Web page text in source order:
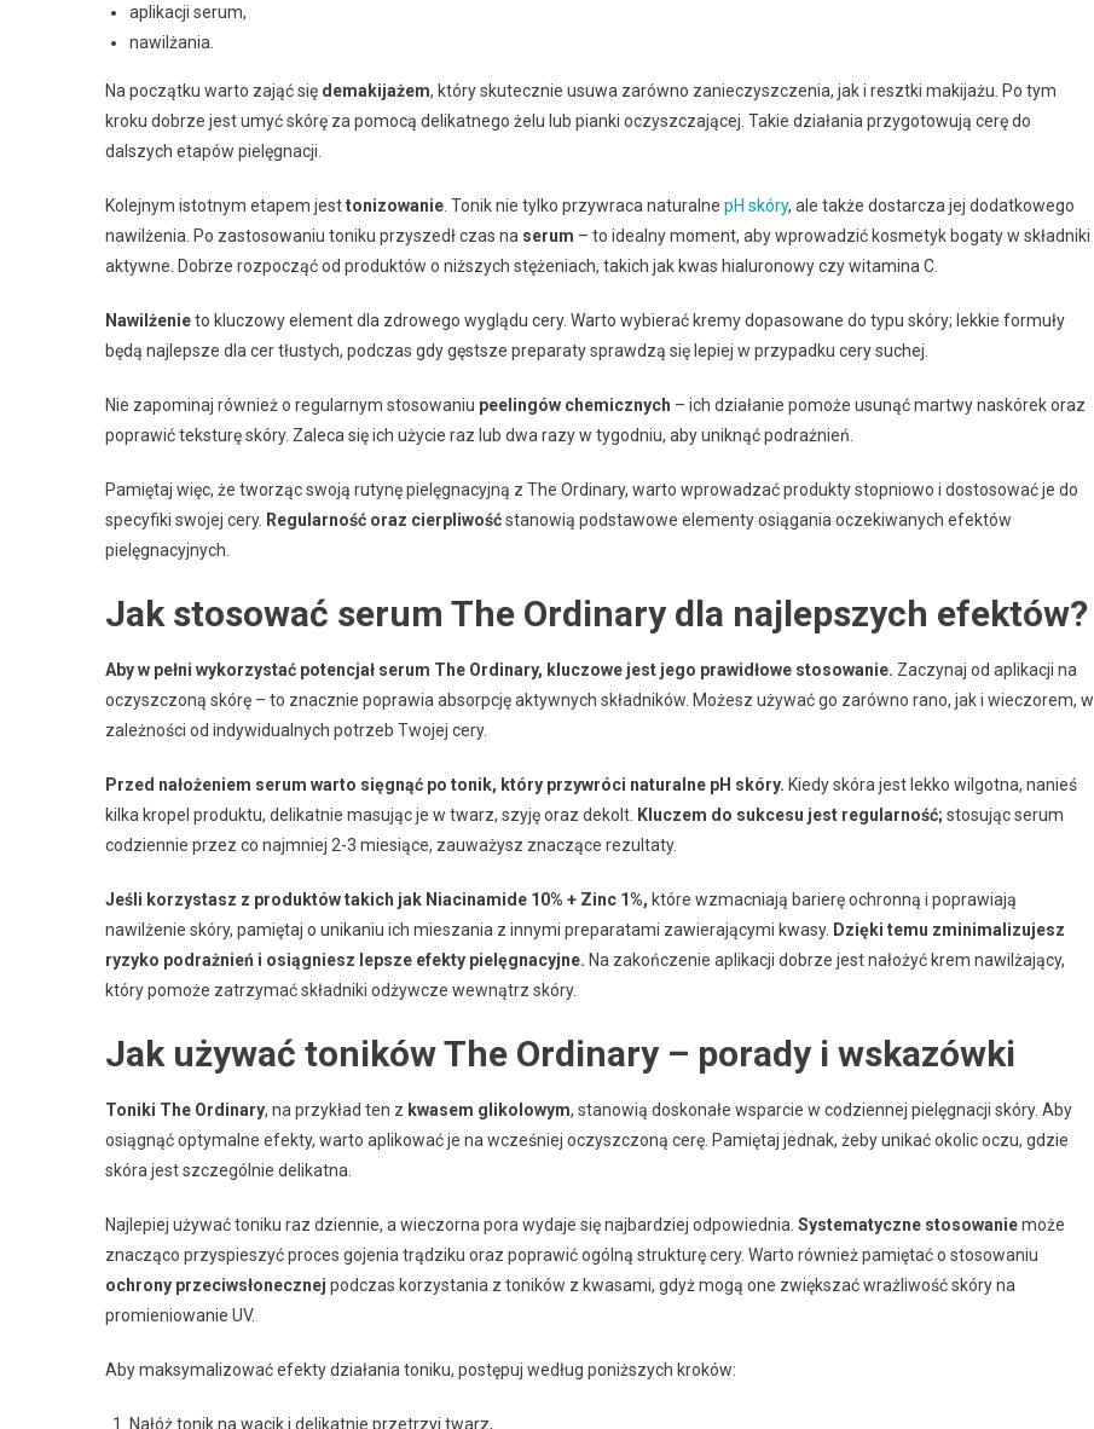
aplikacji serum,
nawilżania.
Na początku warto zająć się demakijażem, który skutecznie usuwa zarówno zanieczyszczenia, jak i resztki makijażu. Po tym
kroku dobrze jest umyć skórę za pomocą delikatnego żelu lub pianki oczyszczającej. Takie działania przygotowują cerę do
dalszych etapów pielęgnacji.
Kolejnym istotnym etapem jesttonizowanie . Tonik nie tylko przywraca naturalne pH skóry, ale także dostarcza jej dodatkowego
nawilżenia. Po zastosowaniu toniku przyszedł czas na serum – to idealny moment, aby wprowadzić kosmetyk bogaty w składniki
aktywne. Dobrze rozpocząć od produktów o niższych stężeniach, takich jak kwas hialuronowy czy witamina C.
Nawilżenieto kluczowy element dla zdrowego wyglądu cery. Warto wybierać kremy dopasowane do typu skóry; lekkie formuły
będą najlepsze dla cer tłustych, podczas gdy gęstsze preparaty sprawdzą się lepiej w przypadku cery suchej.
Nie zapominaj również o regularnym stosowaniu peelingów chemicznych – ich działanie pomoże usunąć martwy naskórek oraz
poprawić teksturę skóry. Zaleca się ich użycie raz lub dwa razy w tygodniu, aby uniknąć podrażnień.
Pamiętaj więc, że tworząc swoją rutynę pielęgnacyjną z The Ordinary, warto wprowadzać produkty stopniowo i dostosować je do
specyfiki swojej cery. Regularność oraz cierpliwośćstanowią podstawowe elementy osiągania oczekiwanych efektów
pielęgnacyjnych.
Jak stosować serum The Ordinary dla najlepszych efektów?
Aby w pełni wykorzystać potencjał serum The Ordinary, kluczowe jest jego prawidłowe stosowanie. Zaczynaj od aplikacji na
oczyszczoną skórę – to znacznie poprawia absorpcję aktywnych składników. Możesz używać go zarówno rano, jak i wieczorem, w
zależności od indywidualnych potrzeb Twojej cery.
Przed nałożeniem serum warto sięgnąć po tonik, który przywróci naturalne pH skóry. Kiedy skóra jest lekko wilgotna, nanieś
kilka kropel produktu, delikatnie masując je w twarz, szyję oraz dekolt. Kluczem do sukcesu jest regularność; stosując serum
codziennie przez co najmniej 2-3 miesiące, zauważysz znaczące rezultaty.
Jeśli korzystasz z produktów takich jak Niacinamide 10% + Zinc 1%, które wzmacniają barierę ochronną i poprawiają
nawilżenie skóry, pamiętaj o unikaniu ich mieszania z innymi preparatami zawierającymi kwasy. Dzięki temu zminimalizujesz
ryzyko podrażnień i osiągniesz lepsze efekty pielęgnacyjne. Na zakończenie aplikacji dobrze jest nałożyć krem nawilżający,
który pomoże zatrzymać składniki odżywcze wewnątrz skóry.
Jak używać toników The Ordinary – porady i wskazówki
Toniki The Ordinary, na przykład ten z kwasem glikolowym, stanowią doskonałe wsparcie w codziennej pielęgnacji skóry. Aby
osiągnąć optymalne efekty, warto aplikować je na wcześniej oczyszczoną cerę. Pamiętaj jednak, żeby unikać okolic oczu, gdzie
skóra jest szczególnie delikatna.
Najlepiej używać toniku raz dziennie, a wieczorna pora wydaje się najbardziej odpowiednia. Systematyczne stosowaniemoże
znacząco przyspieszyć proces gojenia trądziku oraz poprawić ogólną strukturę cery. Warto również pamiętać o stosowaniu
ochrony przeciwsłonecznej podczas korzystania z toników z kwasami, gdyż mogą one zwiększać wrażliwość skóry na
promieniowanie UV.
Aby maksymalizować efekty działania toniku, postępuj według poniższych kroków:
Nałóż tonik na wacik i delikatnie przetrzyj twarz,